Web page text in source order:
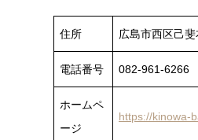
住所 広島市西区己
電話番号 082-961-6266
ホームペ
ージ
https://kinowa-